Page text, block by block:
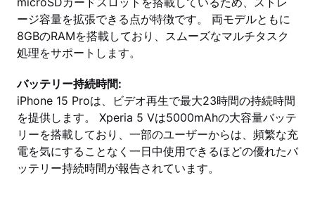
ージ容量を拡張できる点が特徴です。 両モデルともに
8GBのRAMを搭載しており、スムーズなマルチタスク
処理をサポートします。
バッテリー持続時間:
iPhone 15 Proは、ビデオ再生で最大23時間の持続時間
を提供します。 Xperia 5 Vは5000mAhの大容量バッテ
リーを搭載しており、一部のユーザーからは、頻繁な充
電を気にすることなく一日中使用できるほどの優れたバ
ッテリー持続時間が報告されています。